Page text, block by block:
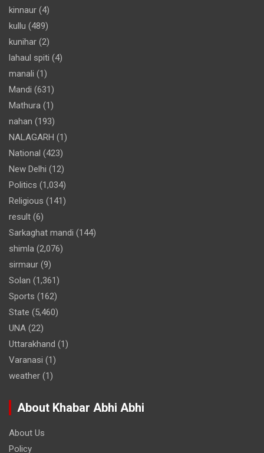
kinnaur (4)
kullu (489)
kunihar (2)
lahaul spiti (4)
manali (1)
Mandi (631)
Mathura (1)
nahan (193)
NALAGARH (1)
National (423)
New Delhi (12)
Politics (1,034)
Religious (141)
result (6)
Sarkaghat mandi (144)
shimla (2,076)
sirmaur (9)
Solan (1,361)
Sports (162)
State (5,460)
UNA (22)
Uttarakhand (1)
Varanasi (1)
weather (1)
About Khabar Abhi Abhi
About Us
Policy